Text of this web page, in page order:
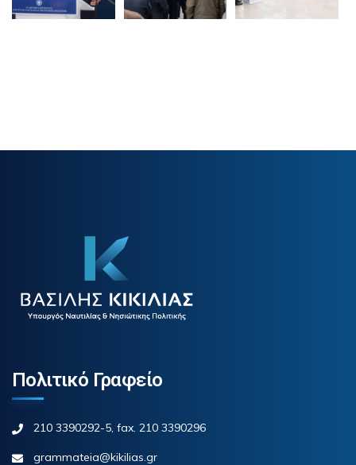
Πολιτικό Γραφείο
210 3390292-5, fax. 210 3390296
grammateia@kikilias.gr